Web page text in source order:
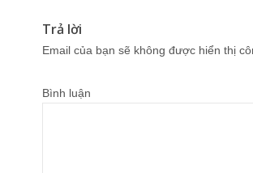
Trả lời
Email của bạn sẽ không được hiển thị
Bình luận